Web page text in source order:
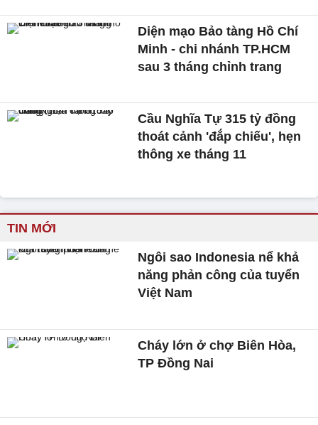
Diện mạo Bảo tàng Hồ Chí
Minh - chi nhánh TP.HCM
sau 3 tháng chỉnh trang
Cầu Nghĩa Tự 315 tỷ đồng
thoát cảnh 'đắp chiếu', hẹn
thông xe tháng 11
TIN MỚI
Ngôi sao Indonesia nể khả
năng phản công của tuyển
Việt Nam
Cháy lớn ở chợ Biên Hòa,
TP Đồng Nai